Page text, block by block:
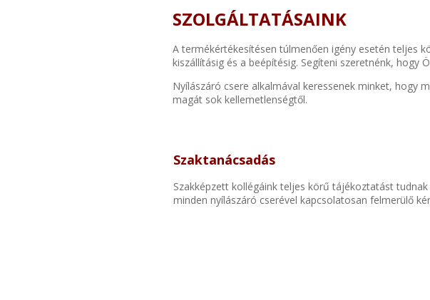
SZOLGÁLTATÁSAINK
A termékértékesítésen túlmenően igény esetén teljes
kiszállításig és a beépítésig. Segíteni szeretnénk, hogy
Nyílászáró csere alkalmával keressenek minket, hogy
magát sok kellemetlenségtől.
Szaktanácsadás
Szakképzett kollégáink teljes körű tájékoztatást tudnak
minden nyílászáró cserével kapcsolatosan felmerülő